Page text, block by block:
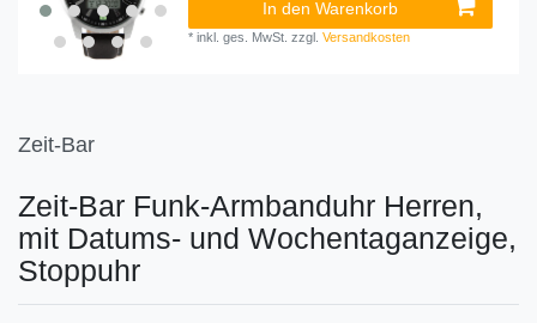
In den Warenkorb
*inkl. ges. MwSt. zzgl.Versandkosten
Zeit-Bar
Zeit-Bar Funk-Armbanduhr Herren,
mit Datums- und Wochentaganzeige,
Stoppuhr